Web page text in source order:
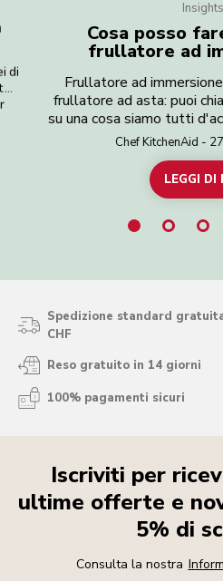
di
Insights
Cosa posso
frullatore ad
Frullatore ad
frullatore ad asta: puoi
su una cosa siamo tutti
in cucina! È abbastanza
nell'armadietto, in un
lavoro. È abbastanza
sfoderare quando serve.
chiedendo cosa puoi
alcune
Chef KitchenAid -
LEGGI DI
Spedizione standard
CHF
Reso gratuito in 14 giorni
100% pagamenti sicuri
Iscriviti per
ultime offerte e
5% di
Consulta la nostra